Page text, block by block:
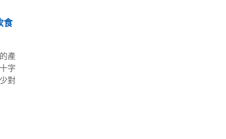
食
產
字
對